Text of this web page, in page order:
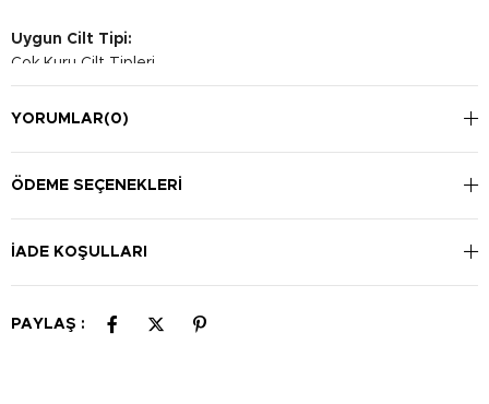
Uygun Cilt Tipi:
Çok Kuru Cilt Tipleri
Kullanım Şekli:
Kullanım sonrasında şişenin ağzındaki fazla ürünü
YORUMLAR(0)
ÖDEME SEÇENEKLERI
İADE KOŞULLARI
PAYLAŞ :